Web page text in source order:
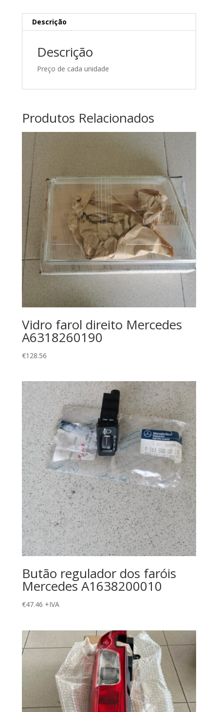
Descrição
Descrição
Preço de cada unidade
Produtos Relacionados
Vidro farol direito Mercedes
A6318260190
€128.56
Butão regulador dos faróis
Mercedes A1638200010
€47.46 +IVA